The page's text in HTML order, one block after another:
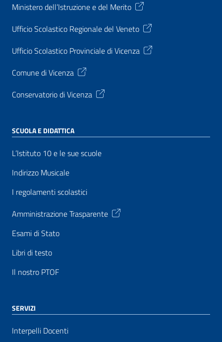
Ministero dell’Istruzione e del Merito
Ufficio Scolastico Regionale del Veneto
Ufficio Scolastico Provinciale di Vicenza
Comune di Vicenza
Conservatorio di Vicenza
SCUOLA E DIDATTICA
L’Istituto 10 e le sue scuole
Indirizzo Musicale
I regolamenti scolastici
Amministrazione Trasparente
Esami di Stato
Libri di testo
Il nostro PTOF
SERVIZI
Interpelli Docenti